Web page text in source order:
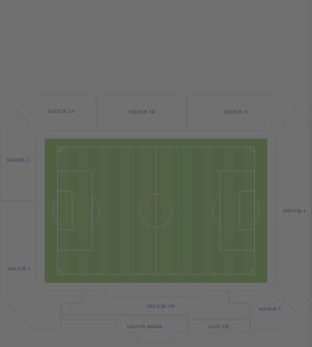
SEKTOR 5
SEKTOR VIP
LOZE VIP
SEKTOR MEDIA
SEKTOR 3C
SEKTOR 3B
SEKTOR 3A
SEKTOR 4
SEKTOR 1
SEKTOR 2